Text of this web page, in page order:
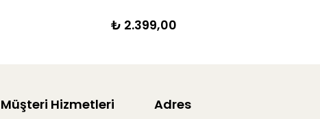
₺ 2.399,00
Müşteri Hizmetleri Adres